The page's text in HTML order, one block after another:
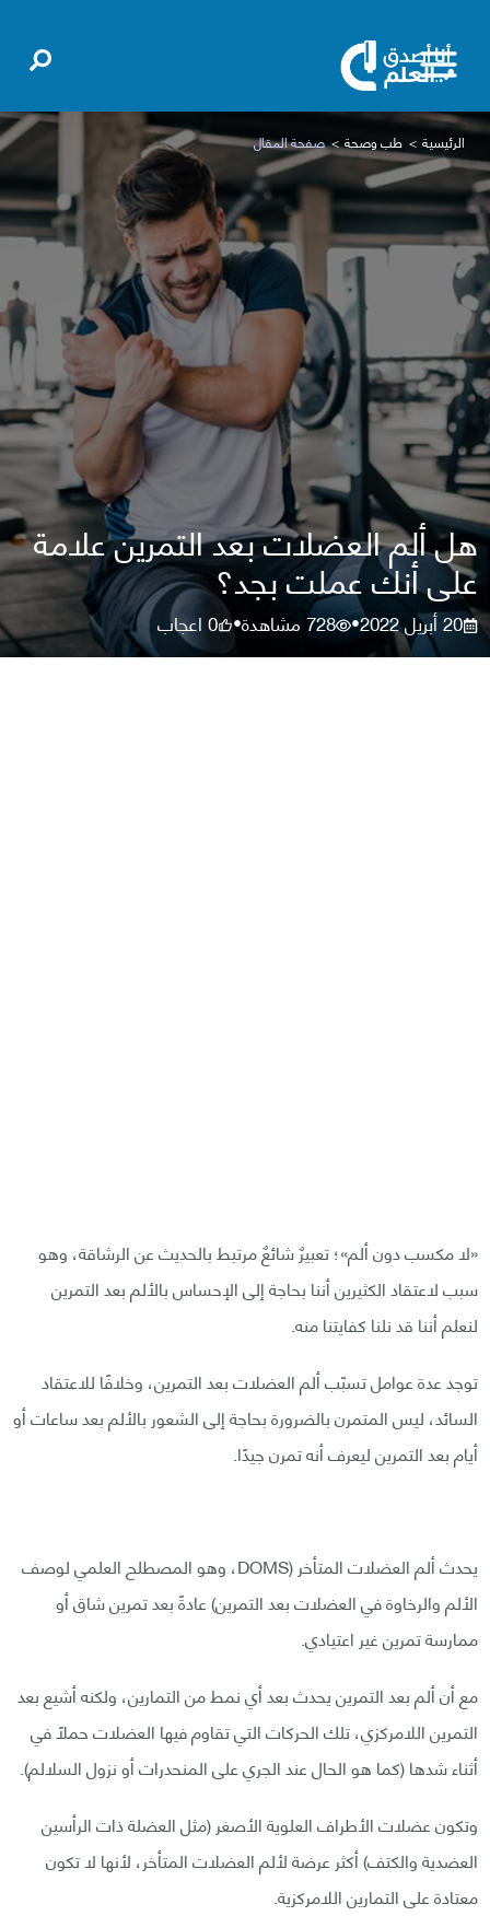
الرئيسية طب وصحة صفحة المقال
هل ألم العضلات بعد التمرين علامة
على أنك عملت بجد؟
20 أبريل 2022 •
728مشاهدة•
0اعجاب
«لا مكسب دون ألم»؛ تعبيرٌ شائعٌ مرتبط بالحديث عن الرشاقة، وهو
سبب لاعتقاد الكثيرين أننا بحاجة إلى الإحساس بالألم بعد التمرين
لنعلم أننا قد نلنا كفايتنا منه.
توجد عدة عوامل تسبّب ألم العضلات بعد التمرين، وخلافًا للاعتقاد
السائد، ليس المتمرن بالضرورة بحاجة إلى الشعور بالألم بعد ساعات أو
أيام بعد التمرين ليعرف أنه تمرن جيدًا.
يحدث ألم العضلات المتأخر (DOMS، وهو المصطلح العلمي لوصف
الألم والرخاوة في العضلات بعد التمرين) عادةً بعد تمرين شاق أو
ممارسة تمرين غير اعتيادي.
مع أن ألم بعد التمرين يحدث بعد أي نمط من التمارين، ولكنه أشيع بعد
التمرين اللامركزي، تلك الحركات التي تقاوم فيها العضلات حملًا في
أثناء شدها (كما هو الحال عند الجري على المنحدرات أو نزول السلالم).
وتكون عضلات الأطراف العلوية الأصغر (مثل العضلة ذات الرأسين
العضدية والكتف) أكثر عرضة لألم العضلات المتأخر، لأنها لا تكون
معتادة على التمارين اللامركزية.